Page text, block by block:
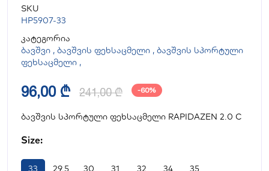
SKU
HP5907-33
კატეგორია
ბავშვი , ბავშვის ფეხსაცმელი , ბავშვის სპორტული
ფეხსაცმელი ,
96,00 ₾ 241,00 ₾ -60%
ბავშვის სპორტული ფეხსაცმელი RAPIDAZEN 2.0 C
Size:
33 29.5 30 31 32 34 35